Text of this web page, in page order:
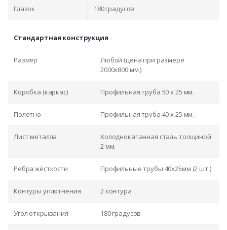
Глазок 180 градусов
Стандартная конструкция
Размер
Любой (цена при размере
2000x800 мм.)
Коробка (каркас) Профильная труба 50 х 25 мм.
Полотно Профильная труба 40 х 25 мм.
Лист металла
Холоднокатанная сталь толщиной
2 мм.
Ребра жёсткости Профильные трубы 40х25мм (2 шт.)
Контуры уплотнения 2 контура
Угол открывания 180 градусов